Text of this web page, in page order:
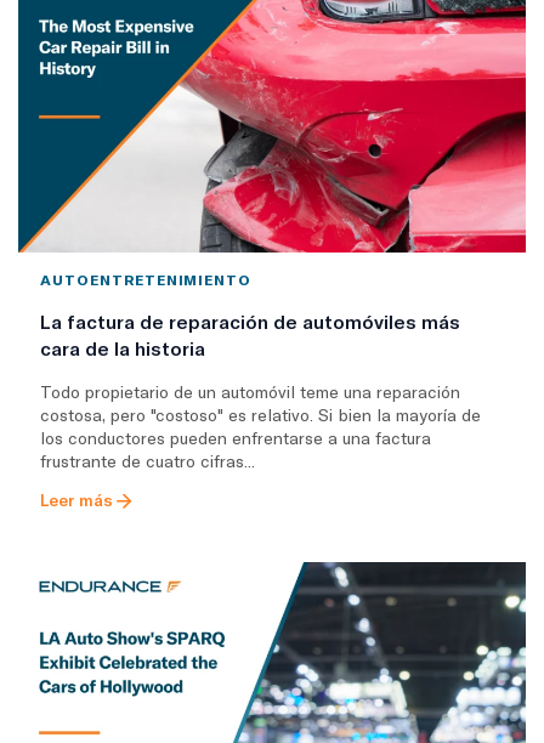
AUTOENTRETENIMIENTO
La factura de reparación de automóviles más
cara de la historia
Todo propietario de un automóvil teme una reparación
costosa, pero "costoso" es relativo. Si bien la mayoría de
los conductores pueden enfrentarse a una factura
frustrante de cuatro cifras...
Leer más